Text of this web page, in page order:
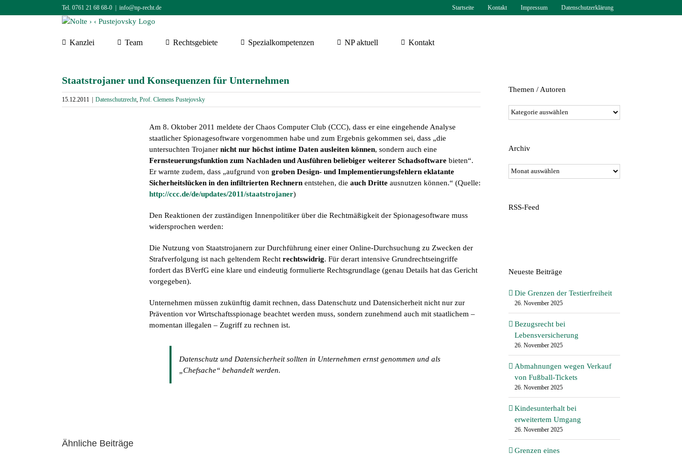
Inhalt
Tel. 0761 21 68 68-0 info@np-recht.de Startseite Kontakt Impressum Datenschutzerklärung
Kanzlei Team Rechtsgebiete Spezialkompetenzen NP aktuell Kontakt
Staatstrojaner und Konsequenzen für Unternehmen
15.12.2011 Datenschutzrecht, Prof. Clemens Pustejovsky
Am 8. Oktober 2011 meldete der Chaos Computer Club (CCC), dass er eine eingehende Analyse
staatlicher Spionagesoftware vorgenommen habe und zum Ergebnis gekommen sei, dass „die
untersuchten Trojaner nicht nur höchst intime Daten ausleiten können, sondern auch eine
Fernsteuerungsfunktion zum Nach­laden und Ausführen beliebiger weiterer Schadsoftwarebieten“.
Er warnte zudem, dass „aufgrund von groben Design- und Implementierungsfehlern eklatante
Sicherheits­lücken in den infiltrierten Rechnernentstehen, die auch Dritteausnutzen können.“ (Quelle:
http://ccc.de/de/updates/2011/staatstrojaner)
Den Reaktionen der zuständigen Innenpolitiker über die Rechtmäßigkeit der Spionagesoftware muss
widersprochen werden:
Die Nutzung von Staatstrojanern zur Durchführung einer einer Online-Durchsuchung zu Zwecken der
Strafverfolgung ist nach geltendem Recht rechtswidrig. Für derart intensive Grundrechtseingriffe
fordert das BVerfG eine klare und eindeutig formulierte Rechtsgrundlage (genau Details hat das Gericht
vorgegeben).
Unternehmen müssen zukünftig damit rechnen, dass Datenschutz und Datensicherheit nicht nur zur
Prävention vor Wirtschaftsspionage beachtet werden muss, sondern zunehmend auch mit staatlichem –
momentan illegalen – Zugriff zu rechnen ist.
Datenschutz und Datensicherheit sollten in Unternehmen ernst genommen und als
„Chefsache“ behandelt werden.
Ähnliche Beiträge
Themen / Autoren
Themen
/
Archiv
Archiv
RSS-Feed
Neueste Beiträge
Die Grenzen der Testierfreiheit
26. November 2025
Bezugsrecht bei
Lebensversicherung
26. November 2025
Abmahnungen wegen Verkauf
von Fußball-Tickets
26. November 2025
Kindesunterhalt bei
erweitertem Umgang
26. November 2025
Grenzen eines